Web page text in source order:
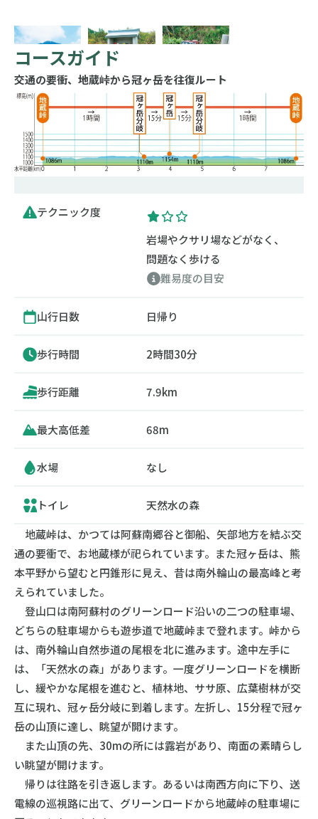
コースガイド
交通の要衝、地蔵峠から冠ヶ岳を往復ルート
テクニック度
岩場やクサリ場などがなく、
問題なく歩ける
難易度の目安
山行日数 日帰り
歩行時間 2時間30分
歩行距離 7.9km
最大高低差 68m
水場 なし
トイレ
天然水の森
地蔵峠は、かつては阿蘇南郷谷と御船、矢部地方を結ぶ交
通の要衝で、お地蔵様が祀られています。また冠ヶ岳は、熊
本平野から望むと円錐形に見え、昔は南外輪山の最高峰と考
えられていました。
登山口は南阿蘇村のグリーンロード沿いの二つの駐車場、
どちらの駐車場からも遊歩道で地蔵峠まで登れます。峠から
は、南外輪山自然歩道の尾根を北に進みます。途中左手に
は、「天然水の森」があります。一度グリーンロードを横断
し、緩やかな尾根を進むと、植林地、ササ原、広葉樹林が交
互に現れ、冠ヶ岳分岐に到着します。左折し、15分程で冠ヶ
岳の山頂に達し、眺望が開けます。
また山頂の先、30mの所には露岩があり、南面の素晴らし
い眺望が開けます。
帰りは往路を引き返します。あるいは南西方向に下り、送
電線の巡視路に出て、グリーンロードから地蔵峠の駐車場に